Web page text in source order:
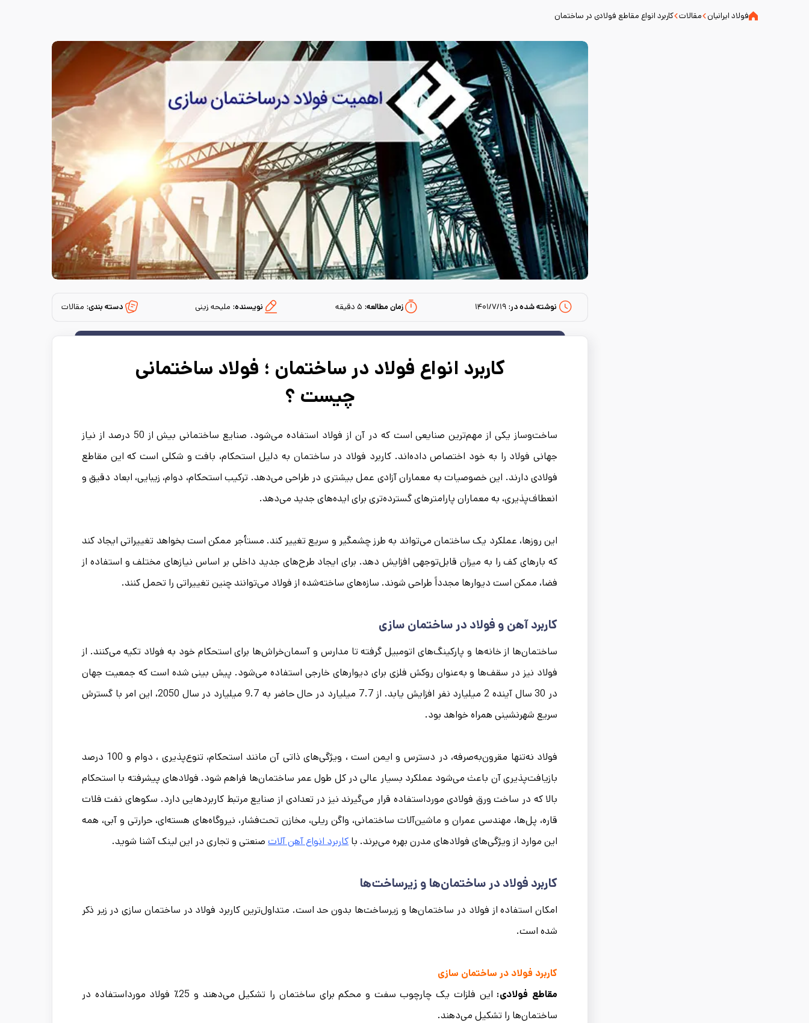
فولاد ایرانیان مقالات کاربرد انواع مقاطع فولادی در ساختمان
نوشته شده در: ۱۴۰۱/۷/۱۹ زمان مطالعه:‌ ۵ دقیقه نویسنده: ملیحه زینی دسته بندی: مقالات
کاربرد انواع فولاد در ساختمان ؛ فولاد ساختمانی
چیست ؟
ساخت‌وساز یکی از مهم‌ترین صنایعی است که در آن از فولاد استفاده می‌شود. صنایع ساختمانی بیش از 50 درصد از نیاز
جهانی فولاد را به خود اختصاص داده‌اند. کاربرد فولاد در ساختمان به دلیل استحکام، بافت و شکلی است که این مقاطع
فولادی دارند. این خصوصیات به معماران آزادی عمل بیشتری در طراحی می‌دهد. ترکیب استحکام، دوام، زیبایی، ابعاد دقیق و
انعطاف‌پذیری، به معماران پارامترهای گسترده‌تری برای ایده‌های جدید می‌دهد.
این روزها، عملکرد یک ساختمان می‌تواند به طرز چشمگیر و سریع تغییر کند. مستأجر ممکن است بخواهد تغییراتی ایجاد کند
که بارهای کف را به میزان قابل‌توجهی افزایش دهد. برای ایجاد طرح‌های جدید داخلی بر اساس نیازهای مختلف و استفاده از
فضا، ممکن است دیوارها مجدداً طراحی شوند. سازه‌های ساخته‌شده از فولاد می‌توانند چنین تغییراتی را تحمل کنند.
کاربرد آهن و فولاد در ساختمان سازی
ساختمان‌ها از خانه‌ها و پارکینگ‌های اتومبیل گرفته تا مدارس و آسمان‌خراش‌ها برای استحکام خود به فولاد تکیه می‌کنند. از
فولاد نیز در سقف‌ها و به‌عنوان روکش فلزی برای دیوارهای خارجی استفاده می‌شود. پیش بینی شده است که جمعیت جهان
در 30 سال آینده 2 میلیارد نفر افزایش یابد. از 7.7 میلیارد در حال حاضر به 9.7 میلیارد در سال 2050، این امر با گسترش
سریع شهرنشینی همراه خواهد بود.
فولاد نه‌تنها مقرون‌به‌صرفه، در دسترس و ایمن است ، ویژگی‌های ذاتی آن مانند استحکام، تنوع‌پذیری ، دوام و 100 درصد
بازیافت‌پذیری آن باعث می‌شود عملکرد بسیار عالی در کل طول عمر ساختمان‌ها فراهم شود. فولادهای پیشرفته با استحکام
بالا که در ساخت ورق فولادی مورداستفاده قرار می‌گیرند نیز در تعدادی از صنایع مرتبط کاربردهایی دارد. سکوهای نفت فلات
قاره، پل‌ها، مهندسی عمران و ماشین‌آلات ساختمانی، واگن ریلی، مخازن تحت‌فشار، نیروگاه‌های هسته‌ای، حرارتی و آبی، همه
این موارد از ویژگی‌های فولادهای مدرن بهره می‌برند. با کاربرد انواع آهن آلاتصنعتی و تجاری در این لینک آشنا شوید.
کاربرد فولاد در ساختمان‌ها و زیرساخت‌ها
امکان استفاده از فولاد در ساختمان‌ها و زیرساخت‌ها بدون حد است. متداول‌ترین کاربرد فولاد در ساختمان ‌سازی در زیر ذکر
شده است.
کاربرد فولاد در ساختمان سازی
مقاطع فولادی:
این فلزات یک چارچوب سفت و محکم برای ساختمان را تشکیل می‌دهند و 25٪ فولاد مورداستفاده در
ساختمان‌ها را تشکیل می‌دهند.